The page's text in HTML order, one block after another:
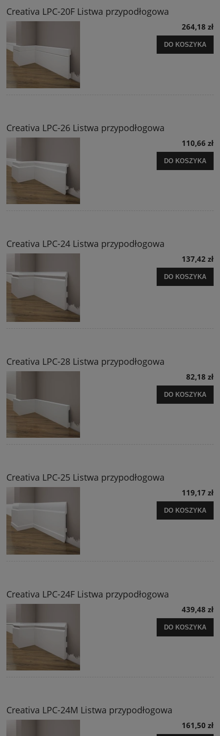
Creativa LPC-20F Listwa przypodłogowa
264,18 zł
DO KOSZYKA
Creativa LPC-26 Listwa przypodłogowa
110,66 zł
DO KOSZYKA
Creativa LPC-24 Listwa przypodłogowa
137,42 zł
DO KOSZYKA
Creativa LPC-28 Listwa przypodłogowa
82,18 zł
DO KOSZYKA
Creativa LPC-25 Listwa przypodłogowa
119,17 zł
DO KOSZYKA
Creativa LPC-24F Listwa przypodłogowa
439,48 zł
DO KOSZYKA
Creativa LPC-24M Listwa przypodłogowa
161,50 zł